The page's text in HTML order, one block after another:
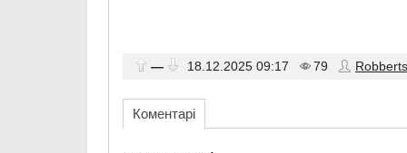
— 18.12.2025 09:17 79
Коментарі